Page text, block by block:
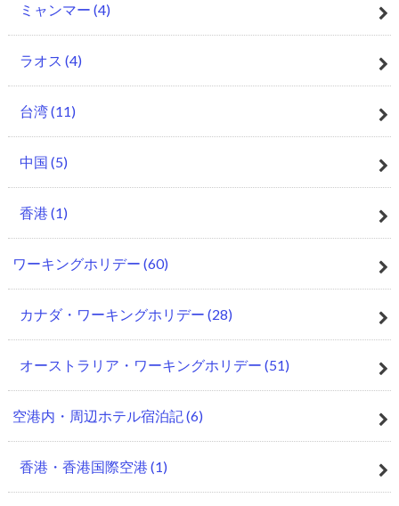
ミャンマー (4)
ラオス (4)
台湾(11)
中国 (5)
香港 (1)
ワーキングホリデー (60)
カナダ・ワーキングホリデー (28)
オーストラリア・ワーキングホリデー (51)
空港内・周辺ホテル宿泊記(6)
香港・香港国際空港 (1)